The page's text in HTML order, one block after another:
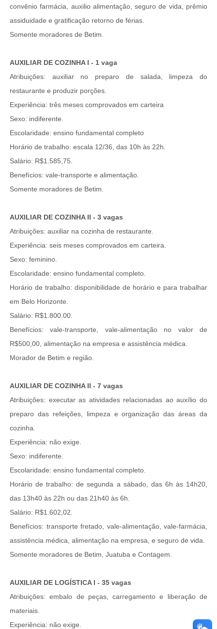
convênio farmácia, auxilio alimentação, seguro de vida, prêmio
assiduidade e gratificação retorno de férias.
Somente moradores de Betim.
AUXILIAR DE COZINHA I - 1 vaga
Atribuições: auxiliar no preparo de salada, limpeza do
restaurante e produzir porções.
Experiência: três meses comprovados em carteira
Sexo: indiferente.
Escolaridade: ensino fundamental completo
Horário de trabalho: escala 12/36, das 10h às 22h.
Salário: R$1.585,75.
Benefícios: vale-transporte e alimentação.
Somente moradores de Betim.
AUXILIAR DE COZINHA II - 3 vagas
Atribuições: auxiliar na cozinha de restaurante.
Experiência: seis meses comprovados em carteira.
Sexo: feminino.
Escolaridade: ensino fundamental completo.
Horário de trabalho: disponibilidade de horário e para trabalhar
em Belo Horizonte.
Salário: R$1.800.00.
Benefícios: vale-transporte, vale-alimentação no valor de
R$500,00, alimentação na empresa e assistência médica.
Morador de Betim e região.
AUXILIAR DE COZINHA II - 7 vagas
Atribuições: executar as atividades relacionadas ao auxílio do
preparo das refeições, limpeza e organização das áreas da
cozinha.
Experiência: não exige.
Sexo: indiferente.
Escolaridade: ensino fundamental completo.
Horário de trabalho: de segunda a sábado, das 6h às 14h20,
das 13h40 às 22h ou das 21h40 às 6h.
Salário: R$1.602,02.
Benefícios: transporte fretado, vale-alimentação, vale-farmácia,
assistência médica, alimentação na empresa, e seguro de vida.
Somente moradores de Betim, Juatuba e Contagem.
AUXILIAR DE LOGÍSTICA I - 35 vagas
Atribuições: embalo de peças, carregamento e liberação de
materiais.
Experiência: não exige.